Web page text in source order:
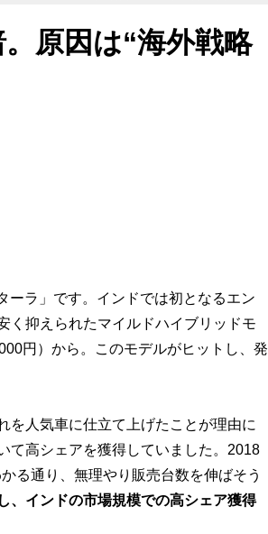
原因は“海外戦略
ラ」です。インドでは初となるエン
く抑えられたマイルドハイブリッドモ
円）から。このモデルがヒットし、発
人気車に仕立て上げたことが理由に
て高シェアを獲得していました。2018
る通り、無理やり販売台数を伸ばそう
、インドの市場規模での高シェア獲得